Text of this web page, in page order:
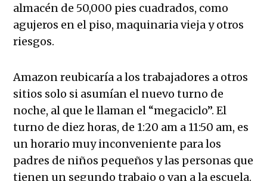
almacén de 50,000 pies cuadrados, como
agujeros en el piso, maquinaria vieja y otros
riesgos.
Amazon reubicaría a los trabajadores a otros
sitios solo si asumían el nuevo turno de
noche, al que le llaman el “megaciclo”. El
turno de diez horas, de 1:20 am a 11:50 am, es
un horario muy inconveniente para los
padres de niños pequeños y las personas que
tienen un segundo trabajo o van a la escuela.